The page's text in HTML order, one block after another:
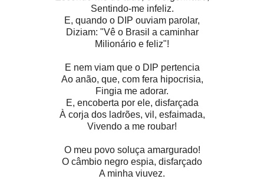
Sentindo-me infeliz.
E, quando o DIP ouviam parolar,
Diziam: "Vê o Brasil a caminhar
Milionário e feliz"!
E nem viam que o DIP pertencia
Ao anão, que, com fera hipocrisia,
Fingia me adorar.
E, encoberta por ele, disfarçada
À corja dos ladrões, vil, esfaimada,
Vivendo a me roubar!
O meu povo soluça amargurado!
O câmbio negro espia, disfarçado
A minha viuvez.